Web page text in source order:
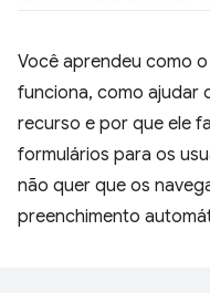
Você aprendeu como
funciona, como ajudar
recurso e por que ele
formulários para os
não quer que os
preenchimento